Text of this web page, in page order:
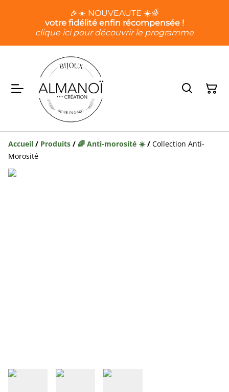
🎉☀️ NOUVEAUTE ☀️🌈
votre fidélité enfin récompensée !
clique ici pour découvrir le programme
Accueil / Produits / 🌈 Anti-morosité ☀️ / Collection Anti-
Morosité